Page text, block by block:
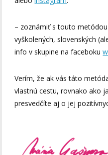
– zoznámiť s touto
vyškolených, slovenských
info v skupine na faceboku
Verím, že ak vás táto
vlastnú cestu, rovnako ako
presvedčíte aj o jej